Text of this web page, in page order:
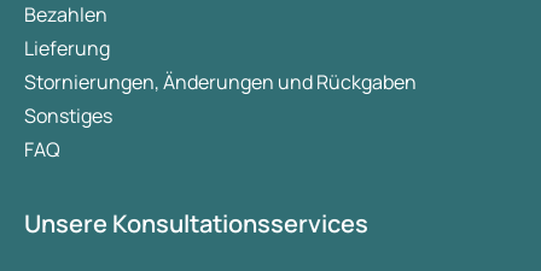
Bezahlen
Lieferung
Stornierungen, Änderungen und Rückgaben
Sonstiges
FAQ
Unsere Konsultationsservices